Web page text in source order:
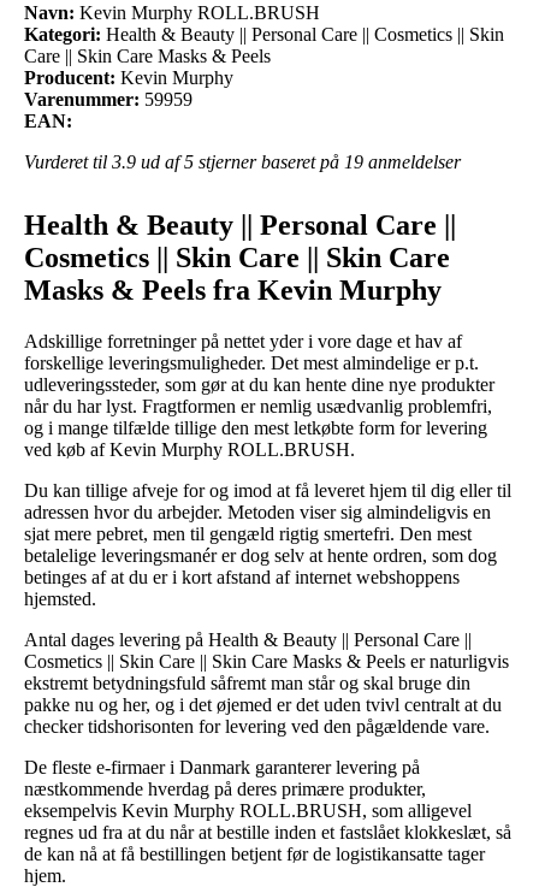
Navn: Kevin Murphy ROLL.BRUSH
Kategori: Health & Beauty || Personal Care || Cosmetics || Skin
Care || Skin Care Masks & Peels
Producent: Kevin Murphy
Varenummer: 59959
EAN:
Vurderet til 3.9 ud af 5 stjerner baseret på 19 anmeldelser
Health & Beauty || Personal Care ||
Cosmetics || Skin Care || Skin Care
Masks & Peels fra Kevin Murphy
Adskillige forretninger på nettet yder i vore dage et hav af
forskellige leveringsmuligheder. Det mest almindelige er p.t.
udleveringssteder, som gør at du kan hente dine nye produkter
når du har lyst. Fragtformen er nemlig usædvanlig problemfri,
og i mange tilfælde tillige den mest letkøbte form for levering
ved køb af Kevin Murphy ROLL.BRUSH.
Du kan tillige afveje for og imod at få leveret hjem til dig eller til
adressen hvor du arbejder. Metoden viser sig almindeligvis en
sjat mere pebret, men til gengæld rigtig smertefri. Den mest
betalelige leveringsmanér er dog selv at hente ordren, som dog
betinges af at du er i kort afstand af internet webshoppens
hjemsted.
Antal dages levering på Health & Beauty || Personal Care ||
Cosmetics || Skin Care || Skin Care Masks & Peels er naturligvis
ekstremt betydningsfuld såfremt man står og skal bruge din
pakke nu og her, og i det øjemed er det uden tvivl centralt at du
checker tidshorisonten for levering ved den pågældende vare.
De fleste e-firmaer i Danmark garanterer levering på
næstkommende hverdag på deres primære produkter,
eksempelvis Kevin Murphy ROLL.BRUSH, som alligevel
regnes ud fra at du når at bestille inden et fastslået klokkeslæt, så
de kan nå at få bestillingen betjent før de logistikansatte tager
hjem.